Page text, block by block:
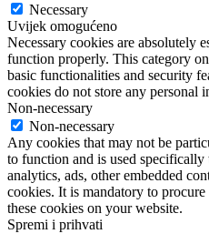
Necessary
Uvijek omogućeno
Necessary cookies are absolutely
function properly. This category
basic functionalities and security
cookies do not store any personal
Non-necessary
Non-necessary
Any cookies that may not be
to function and is used specifically
analytics, ads, other embedded
cookies. It is mandatory to
these cookies on your website.
Spremi i prihvati